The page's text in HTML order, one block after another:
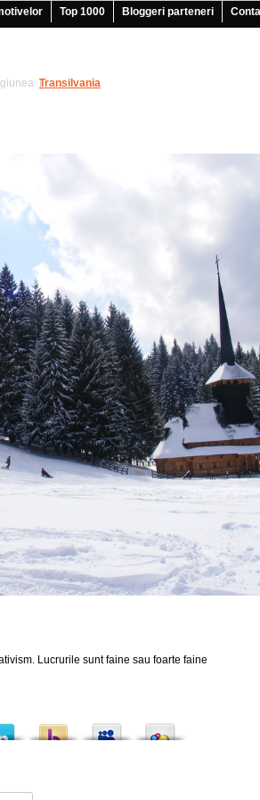
Top 1000 Bloggeri parteneri
Transilvania
|
Lucrurile sunt faine sau foarte faine